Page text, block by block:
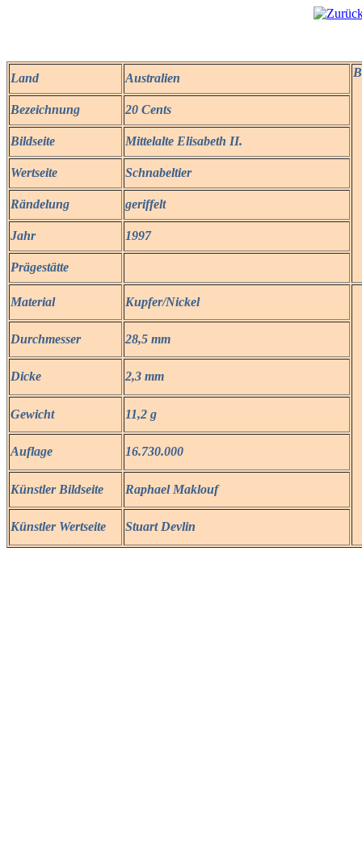
Land Australien
Bezeichnung 20 Cents
Bildseite Mittelalte Elisabeth II.
Wertseite Schnabeltier
Rändelung geriffelt
Jahr 1997
Prägestätte
Material Kupfer/Nickel
Durchmesser 28,5 mm
Dicke 2,3 mm
Gewicht 11,2 g
Auflage 16.730.000
Künstler Bildseite Raphael Maklouf
Künstler Wertseite Stuart Devlin